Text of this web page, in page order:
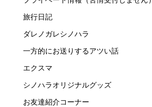
旅行日記
ダレノガレシノハラ
一方的にお送りするアツい話
エクスマ
シノハラオリジナルグッズ
お友達紹介コーナー